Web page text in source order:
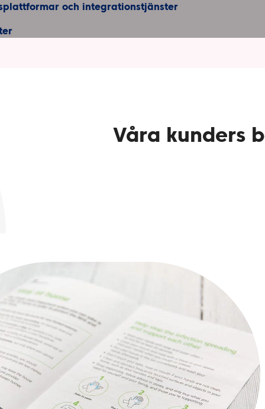
och integrationstjänster
Våra kunders